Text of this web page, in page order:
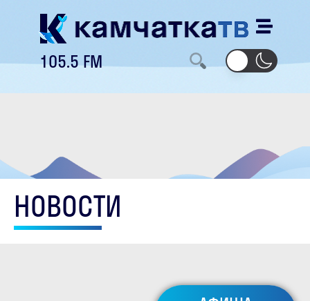
105.5 FM
НОВОСТИ